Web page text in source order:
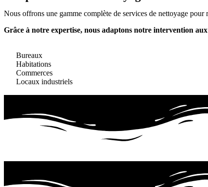
Nous offrons une gamme complète de services de nettoyage pour
Grâce à notre expertise, nous adaptons notre intervention aux
Bureaux
Habitations
Commerces
Locaux industriels